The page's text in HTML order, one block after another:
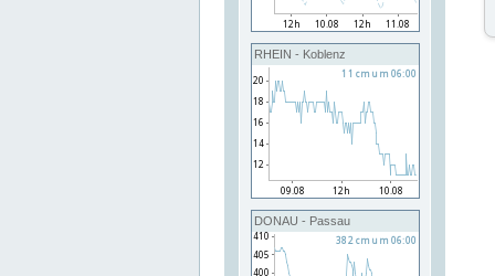
RHEIN - Koblenz
DONAU - Passau